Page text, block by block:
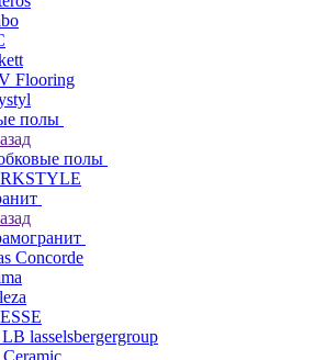
Flooring
полы
полы
Concorde
lasselsbergergroup